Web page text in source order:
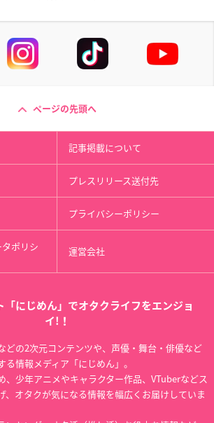
ページの先頭へ
記事掲載について
プレスリリース送付先
プライバシーポリシー
ポリシ 運営会社
「にじめん」でオタクライフをエンジョ
イ!！
どの2次元コンテンツや、声優・舞台・俳優など
情報メディア「にじめん」。
、少年アニメやキャラクター作品、VTuberなどス
、オタクが気になる情報を幅広くお届けしていま